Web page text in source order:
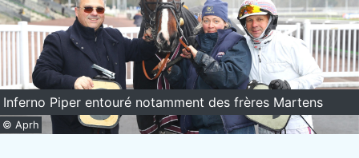
© Aprh
Inferno Piper entouré notamment des frères Martens